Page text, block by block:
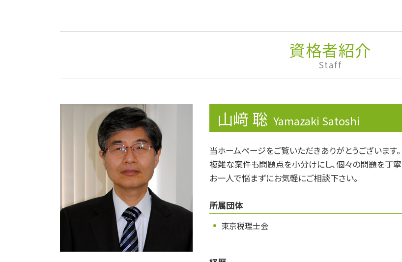
株式の相続
贈与税 申告
相続税 2割加算
相続税の申告
相続人
相続 寄与分
相続財産
遺贈 相続
贈与税 非課税
税理士 変更
資金調達
企業再生
税務調査 個人 通帳
有価証券取引税
確定申告 不動産所得
仕入税額控除
融資
副業 確定申告 いくらから
青色申告
財形年金貯蓄
資格者紹介
Staff
山﨑 聡 Yamazaki Satoshi
当ホームページをご覧いただきありがとうございます。
複雑な案件も問題点を小分けにし、個々の問題を丁
お一人で悩まずにお気軽にご相談下さい。
所属団体
東京税理士会